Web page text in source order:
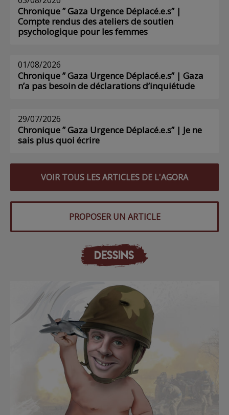
Chronique ” Gaza Urgence Déplacé.e.s” |
Compte rendus des ateliers de soutien
psychologique pour les femmes
01/08/2026
Chronique ” Gaza Urgence Déplacé.e.s” | Gaza
n’a pas besoin de déclarations d’inquiétude
29/07/2026
Chronique ” Gaza Urgence Déplacé.e.s” | Je ne
sais plus quoi écrire
VOIR TOUS LES ARTICLES DE L'AGORA
PROPOSER UN ARTICLE
DESSINS